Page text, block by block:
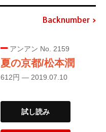
Backnumber
アンアン No. 2159
夏の京都/松本潤
612円 — 2019.07.10
試し読み